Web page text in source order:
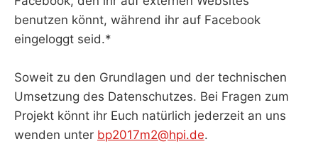
benutzen könnt, während ihr auf Facebook
eingeloggt seid.*
Soweit zu den Grundlagen und der technischen
Umsetzung des Datenschutzes. Bei Fragen zum
Projekt könnt ihr Euch natürlich jederzeit an uns
wenden unter bp2017m2@hpi.de.